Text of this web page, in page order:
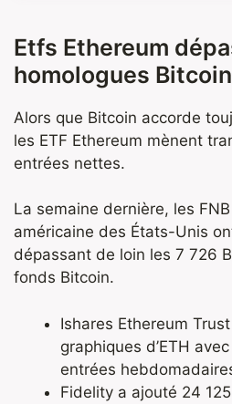
Etfs Ethereum
homologues Bitcoin
Alors que Bitcoin accorde
les ETF Ethereum mènent
entrées nettes.
La semaine dernière, les
américaine des États-Unis
dépassant de loin les 7 726
fonds Bitcoin.
Ishares Ethereum
graphiques d’ETH
entrées
Fidelity a ajouté 24